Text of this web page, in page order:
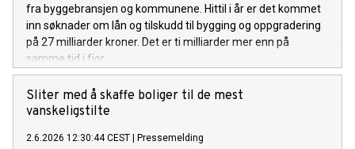
fra byggebransjen og kommunene. Hittil i år er det kommet
inn søknader om lån og tilskudd til bygging og oppgradering
på 27 milliarder kroner. Det er ti milliarder mer enn på
samme tid i fjor.
Sliter med å skaffe boliger til de mest
vanskeligstilte
2.6.2026 12:30:44 CEST Pressemelding